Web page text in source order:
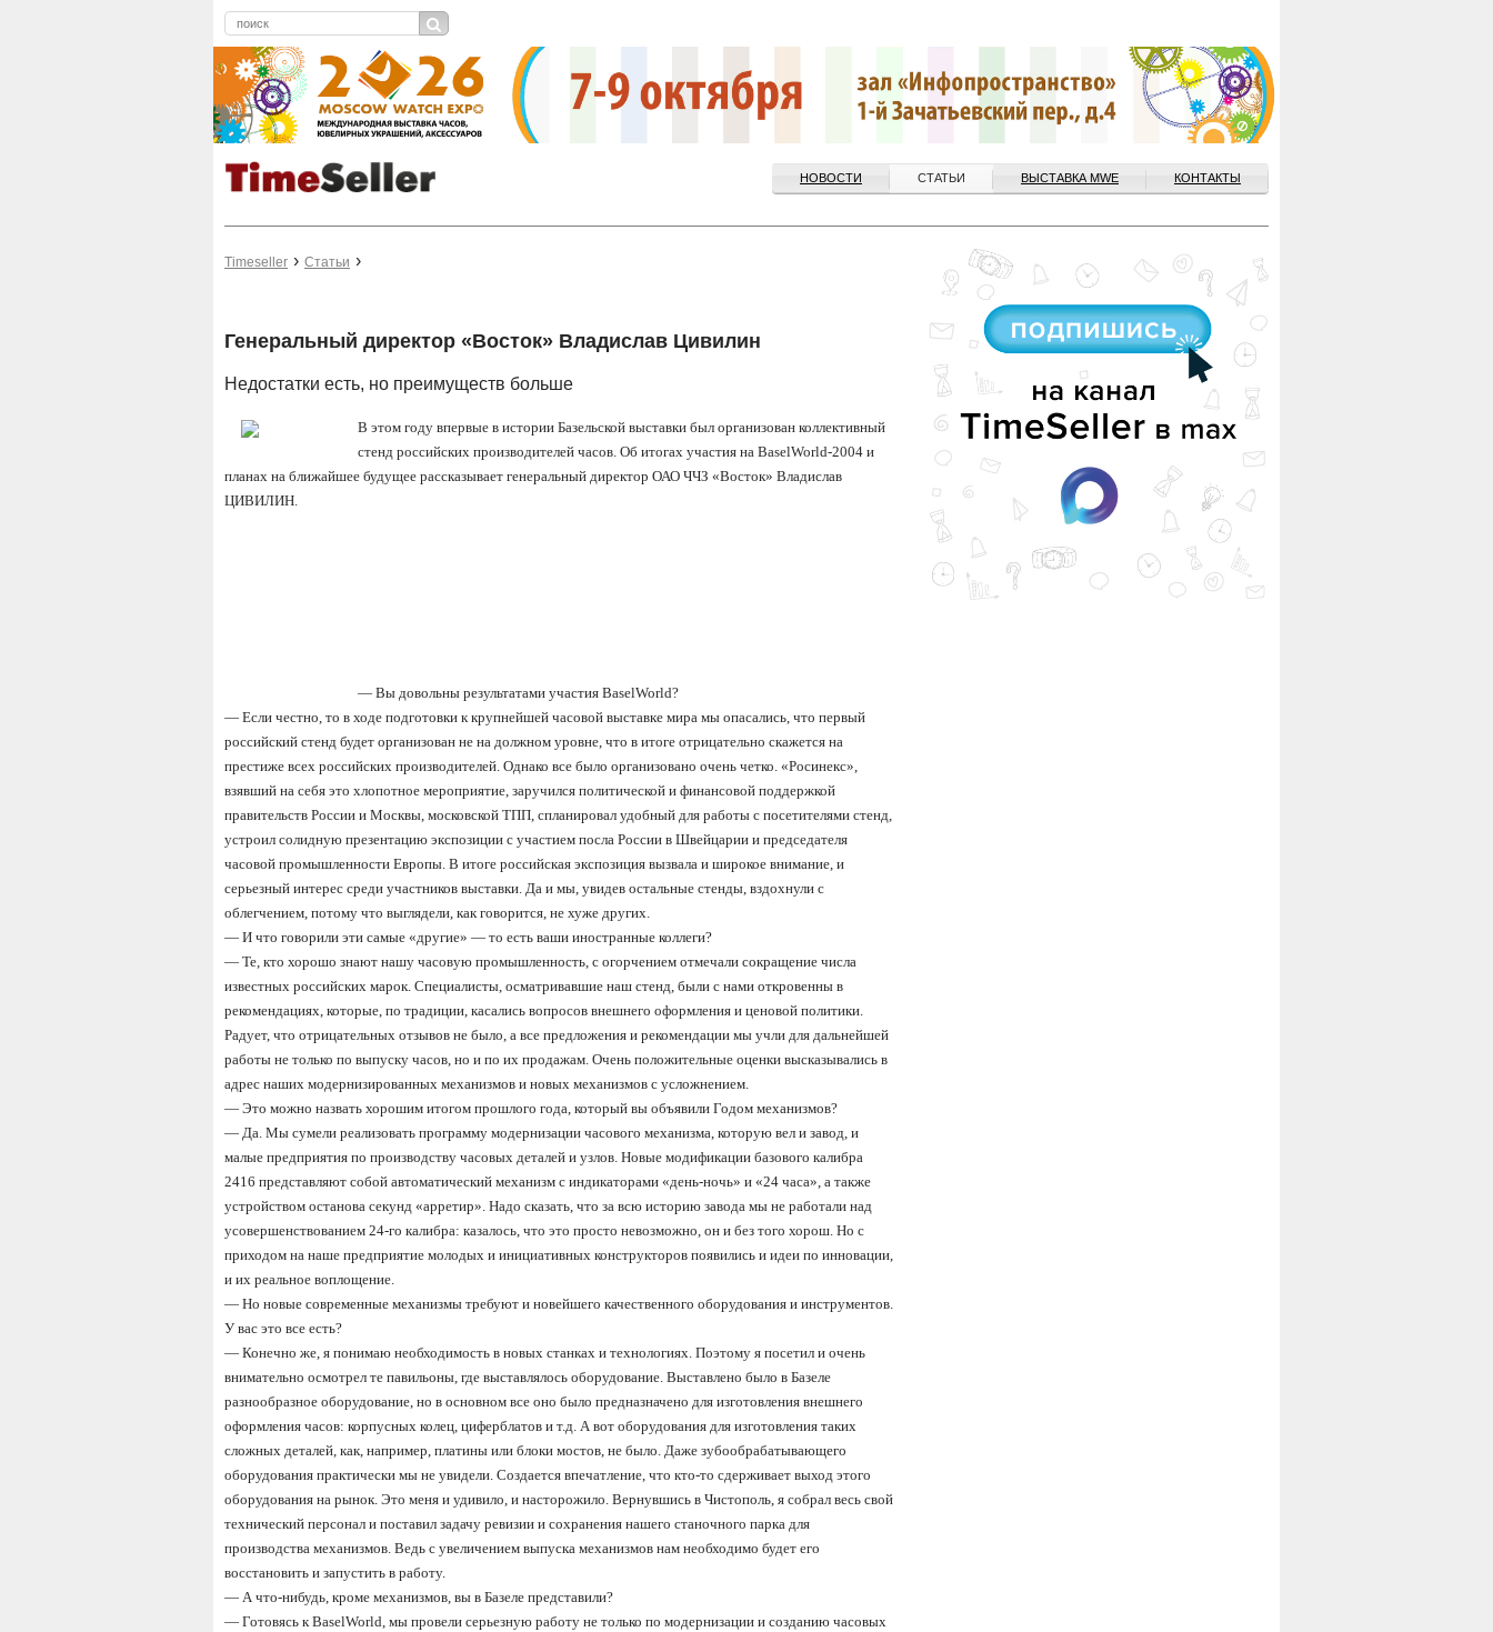
НОВОСТИ СТАТЬИ ВЫСТАВКА MWE КОНТАКТЫ
Timeseller Статьи
Генеральный директор «Восток» Владислав Цивилин
Недостатки есть, но преимуществ больше
В этом году впервые в истории Базельской выставки был организован коллективный
стенд российских производителей часов. Об итогах участия на BaselWorld-2004 и
планах на ближайшее будущее рассказывает генеральный директор ОАО ЧЧЗ «Восток» Владислав
ЦИВИЛИН.
— Вы довольны результатами участия BaselWorld?
— Если честно, то в ходе подготовки к крупнейшей часовой выставке мира мы опасались, что первый
российский стенд будет организован не на должном уровне, что в итоге отрицательно скажется на
престиже всех российских производителей. Однако все было организовано очень четко. «Росинекс»,
взявший на себя это хлопотное мероприятие, заручился политической и финансовой поддержкой
правительств России и Москвы, московской ТПП, спланировал удобный для работы с посетителями стенд,
устроил солидную презентацию экспозиции с участием посла России в Швейцарии и председателя
часовой промышленности Европы. В итоге российская экспозиция вызвала и широкое внимание, и
серьезный интерес среди участников выставки. Да и мы, увидев остальные стенды, вздохнули с
облегчением, потому что выглядели, как говорится, не хуже других.
— И что говорили эти самые «другие» — то есть ваши иностранные коллеги?
— Те, кто хорошо знают нашу часовую промышленность, с огорчением отмечали сокращение числа
известных российских марок. Специалисты, осматривавшие наш стенд, были с нами откровенны в
рекомендациях, которые, по традиции, касались вопросов внешнего оформления и ценовой политики.
Радует, что отрицательных отзывов не было, а все предложения и рекомендации мы учли для дальнейшей
работы не только по выпуску часов, но и по их продажам. Очень положительные оценки высказывались в
адрес наших модернизированных механизмов и новых механизмов с усложнением.
— Это можно назвать хорошим итогом прошлого года, который вы объявили Годом механизмов?
— Да. Мы сумели реализовать программу модернизации часового механизма, которую вел и завод, и
малые предприятия по производству часовых деталей и узлов. Новые модификации базового калибра
2416 представляют собой автоматический механизм с индикаторами «день-ночь» и «24 часа», а также
устройством останова секунд «арретир». Надо сказать, что за всю историю завода мы не работали над
усовершенствованием 24-го калибра: казалось, что это просто невозможно, он и без того хорош. Но с
приходом на наше предприятие молодых и инициативных конструкторов появились и идеи по инновации,
и их реальное воплощение.
— Но новые современные механизмы требуют и новейшего качественного оборудования и инструментов.
У вас это все есть?
— Конечно же, я понимаю необходимость в новых станках и технологиях. Поэтому я посетил и очень
внимательно осмотрел те павильоны, где выставлялось оборудование. Выставлено было в Базеле
разнообразное оборудование, но в основном все оно было предназначено для изготовления внешнего
оформления часов: корпусных колец, циферблатов и т.д. А вот оборудования для изготовления таких
сложных деталей, как, например, платины или блоки мостов, не было. Даже зубообрабатывающего
оборудования практически мы не увидели. Создается впечатление, что кто-то сдерживает выход этого
оборудования на рынок. Это меня и удивило, и насторожило. Вернувшись в Чистополь, я собрал весь свой
технический персонал и поставил задачу ревизии и сохранения нашего станочного парка для
производства механизмов. Ведь с увеличением выпуска механизмов нам необходимо будет его
восстановить и запустить в работу.
— А что-нибудь, кроме механизмов, вы в Базеле представили?
— Готовясь к BaselWorld, мы провели серьезную работу не только по модернизации и созданию часовых